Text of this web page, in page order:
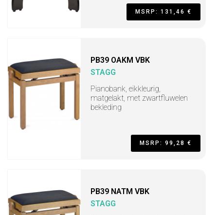
MSRP: 131,46 €
PB39 OAKM VBK
STAGG
Pianobank, eikkleurig,
matgelakt, met zwartfluwelen
bekleding
MSRP: 99,28 €
PB39 NATM VBK
STAGG